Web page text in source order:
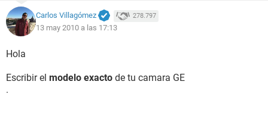
Carlos Villagómez 278.797
13 may 2010 a las 17:13
Hola
Escribir el modelo exacto de tu camara GE
.